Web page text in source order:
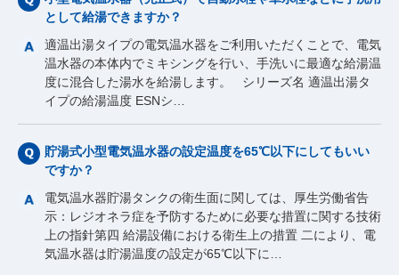
として給湯できますか？
適温出湯タイプの電気温水器をご利用いただくことで、電気
温水器の本体内でミキシングを行い、手洗いに最適な給湯温
度に混合した湯水を給湯します。 シリーズ名 適温出湯タ
イプの給湯温度 ESNシ…
貯湯式小型電気温水器の設定温度を65℃以下にしてもいい
ですか？
電気温水器貯湯タンクの衛生面に関しては、厚生労働省告
示：レジオネラ症を予防するために必要な措置に関する技術
上の指針第四 給湯設備における衛生上の措置 二により、電
気温水器は貯湯温度の設定が65℃以下に…